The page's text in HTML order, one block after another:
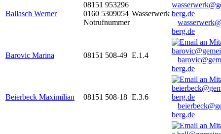
Ballasch Werner
08151 953296
0160 5309054
Notrufnummer
Wasserwerk
berg.de
Barovic Marina 08151 508-49 E.1.4
berg.de
Beierbeck Maximilian 08151 508-18 E.3.6
berg.de